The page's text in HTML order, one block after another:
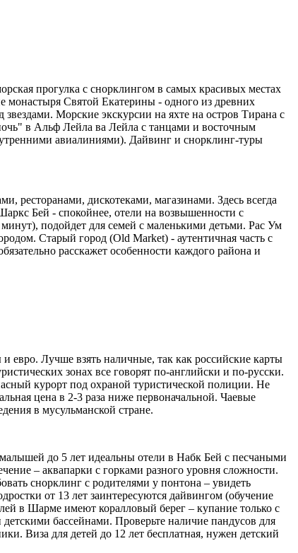
прогулка с снорклингом в самых красивых местах
монастыря Святой Екатерины - одного из древних
Морские экскурсии на яхте на остров Тирана с
в Альф Лейла ва Лейла с танцами и восточным
авиалиниями). Дайвинг и снорклинг-туры
ресторанами, дискотеками, магазинами. Здесь всегда
Бей - спокойнее, отели на возвышенности с
подойдет для семей с маленькими детьми. Рас Ум
Старый город (Old Market) - аутентичная часть с
расскажет особенности каждого района и
евро. Лучше взять наличные, так как российские карты
зонах все говорят по-английски и по-русски.
курорт под охраной туристической полиции. Не
цена в 2-3 раза ниже первоначальной. Чаевые
в мусульманской стране.
до 5 лет идеальны отели в Набк Бей с песчаными
– аквапарки с горками разного уровня сложности.
снорклинг с родителями у понтона – увидеть
от 13 лет заинтересуются дайвингом (обучение
в Шарме имеют коралловый берег – купание только с
бассейнами. Проверьте наличие пандусов для
Виза для детей до 12 лет бесплатная, нужен детский